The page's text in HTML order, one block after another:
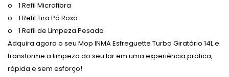
o 1 Refil Microfibra
o 1 Refil Tira Pó Roxo
o 1 Refil de Limpeza Pesada
Adquira agora o seu Mop INMA Esfreguette Turbo Giratório 14L e
transforme a limpeza do seu lar em uma experiência prática,
rápida e sem esforço!